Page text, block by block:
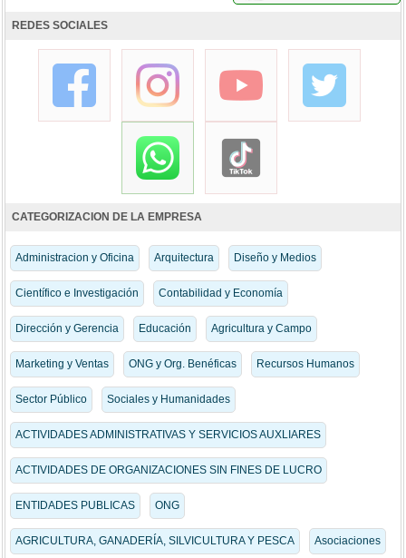
REDES SOCIALES
CATEGORIZACION DE LA EMPRESA
Administracion y Oficina Arquitectura Diseño y Medios
Científico e Investigación Contabilidad y Economía
Dirección y Gerencia Educación Agricultura y Campo
Marketing y Ventas ONG y Org. Benéficas Recursos Humanos
Sector Público Sociales y Humanidades
ACTIVIDADES ADMINISTRATIVAS Y SERVICIOS AUXLIARES
ACTIVIDADES DE ORGANIZACIONES SIN FINES DE LUCRO
ENTIDADES PUBLICAS ONG
AGRICULTURA, GANADERÍA, SILVICULTURA Y PESCA Asociaciones